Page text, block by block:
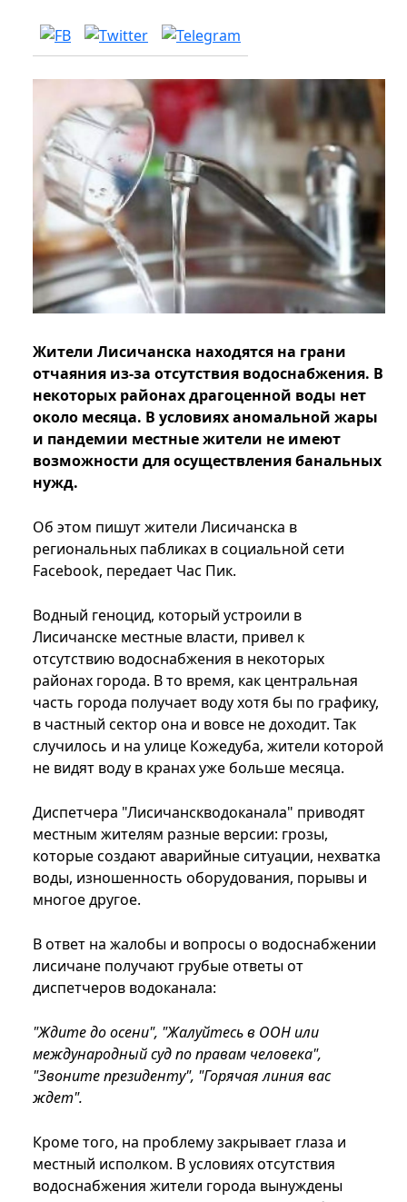
Жители Лисичанска находятся на грани
отчаяния из-за отсутствия водоснабжения. В
некоторых районах драгоценной воды нет
около месяца. В условиях аномальной жары
и пандемии местные жители не имеют
возможности для осуществления банальных
нужд.
Об этом пишут жители Лисичанска в
региональных пабликах в социальной сети
Facebook, передает Час Пик.
Водный геноцид, который устроили в
Лисичанске местные власти, привел к
отсутствию водоснабжения в некоторых
районах города. В то время, как центральная
часть города получает воду хотя бы по графику,
в частный сектор она и вовсе не доходит. Так
случилось и на улице Кожедуба, жители которой
не видят воду в кранах уже больше месяца.
Диспетчера "Лисичанскводоканала" приводят
местным жителям разные версии: грозы,
которые создают аварийные ситуации, нехватка
воды, изношенность оборудования, порывы и
многое другое.
В ответ на жалобы и вопросы о водоснабжении
лисичане получают грубые ответы от
диспетчеров водоканала:
"Ждите до осени", "Жалуйтесь в ООН или
международный суд по правам человека",
"Звоните президенту", "Горячая линия вас
ждет".
Кроме того, на проблему закрывает глаза и
местный исполком. В условиях отсутствия
водоснабжения жители города вынуждены